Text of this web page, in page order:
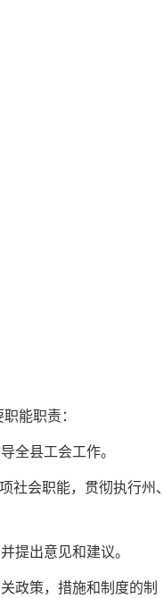
能职责：
全县工会工作。
社会职能，贯彻执行州、
提出意见和建议。
政策，措施和制度的制